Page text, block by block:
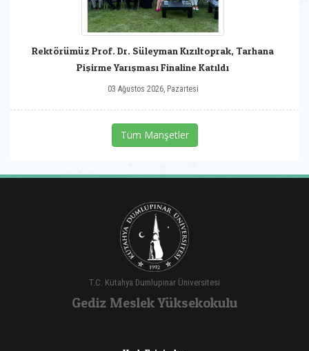
Rektörümüz Prof. Dr. Süleyman Kızıltoprak, Tarhana
Pişirme Yarışması Finaline Katıldı
03 Ağustos 2026, Pazartesi
Tüm Manşetler
T.C. Kütahya Dumlupınar Üniversitesi
Gediz Meslek Yüksekokulu